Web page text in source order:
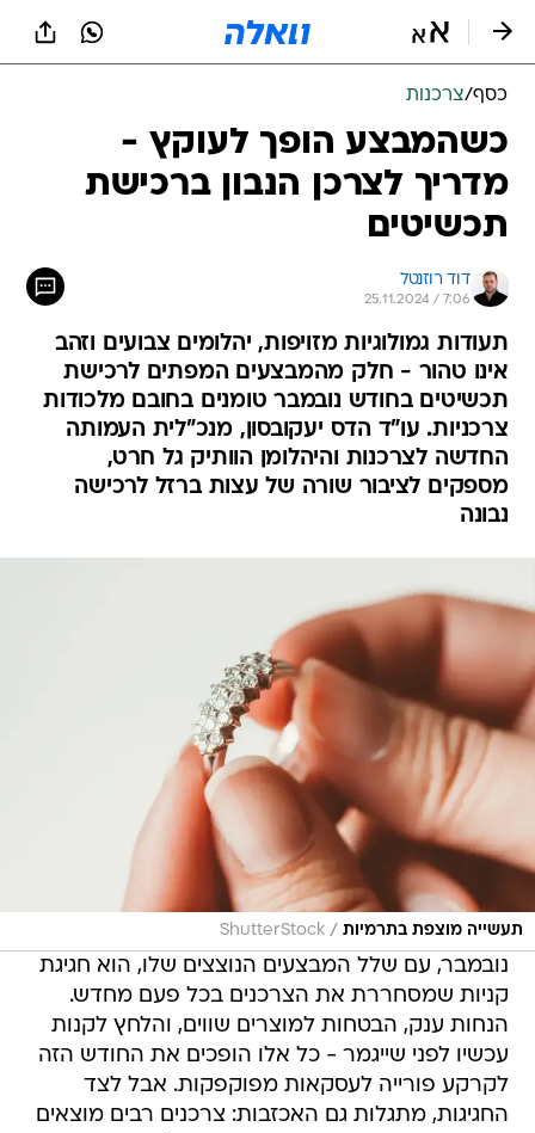
כסף/צרכנות
כשהמבצע הופך לעוקץ -
מדריך לצרכן הנבון ברכישת
תכשיטים
דוד רוזנטל
25.11.2024 / 7:06
תעודות גמולוגיות מזויפות, יהלומים צבועים וזהב
אינו טהור - חלק מהמבצעים המפתים לרכישת
תכשיטים בחודש נובמבר טומנים בחובם מלכודות
צרכניות. עו"ד הדס יעקובסון, מנכ"לית העמותה
החדשה לצרכנות והיהלומן הוותיק גל חרט,
מספקים לציבור שורה של עצות ברזל לרכישה
נבונה
תעשייה מוצפת בתרמיות /
ShutterStock
נובמבר, עם שלל המבצעים הנוצצים שלו, הוא חגיגת
קניות שמסחררת את הצרכנים בכל פעם מחדש.
הנחות ענק, הבטחות למוצרים שווים, והלחץ לקנות
עכשיו לפני שייגמר - כל אלו הופכים את החודש הזה
לקרקע פורייה לעסקאות מפוקפקות. אבל לצד
החגיגות, מתגלות גם האכזבות: צרכנים רבים מוצאים